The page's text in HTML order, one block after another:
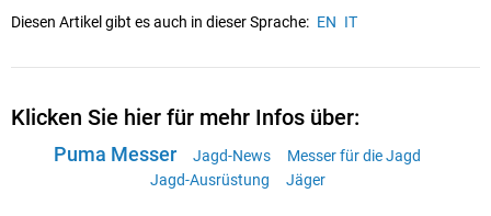
Diesen Artikel gibt es auch in dieser Sprache: EN IT
Klicken Sie hier für mehr Infos über:
Puma Messer Jagd-News
Messer für die Jagd
Jagd-Ausrüstung
Jäger